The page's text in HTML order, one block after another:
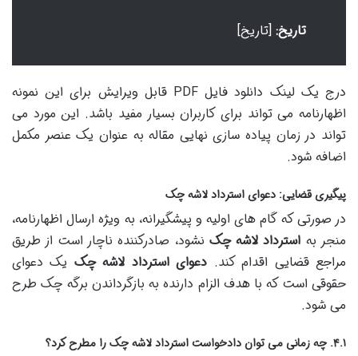
تاریخ: [تاریخ]
درج یک لینک دانلود فایل PDF قابل ویرایش برای این نمونه
اظهارنامه می تواند برای کاربران بسیار مفید باشد. این مورد می
تواند در زمان پیاده سازی نهایی مقاله به عنوان یک عنصر مکمل
اضافه شود.
پیگیری قضایی: دعوای استرداد لاشه چک
در صورتی که گام های اولیه و پیشگیرانه، به ویژه ارسال اظهارنامه،
منجر به استرداد لاشه چک نشود، صادرکننده ناچار است از طریق
مراجع قضایی اقدام کند. دعوای استرداد لاشه چک یک دعوای
حقوقی است که با هدف الزام دارنده به بازگرداندن برگه چک طرح
می شود.
۴.۱. چه زمانی می توان دادخواست استرداد لاشه چک را مطرح کرد؟